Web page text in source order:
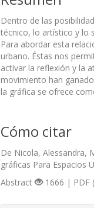
Dentro de las
técnico, lo artístico y lo
Para abordar esta
urbano. Éstas nos
activar la reflexión y la
movimiento han
la gráfica se ofrece
Cómo citar
De Nicola, Alessandra,
gráficas Para Espacios
Abstract 1666 | PDF